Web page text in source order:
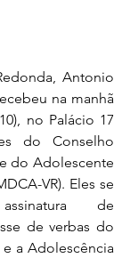
Antonio
na manhã
no Palácio 17
do Conselho
do Adolescente
VR). Eles se
de
de verbas do
a Adolescência